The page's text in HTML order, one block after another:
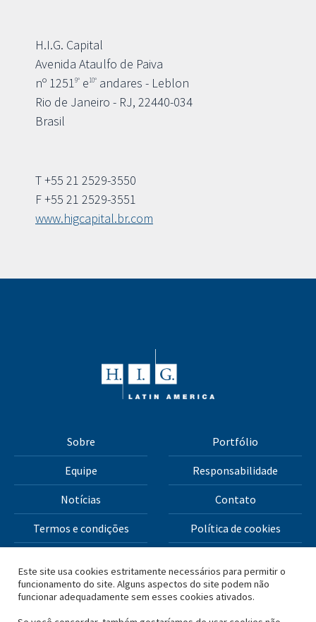
H.I.G. Capital
Avenida Ataulfo de Paiva
nº 12519º e10º andares - Leblon
Rio de Janeiro - RJ, 22440-034
Brasil
T +55 21 2529-3550
F +55 21 2529-3551
www.higcapital.br.com
Sobre Portfólio
Equipe Responsabilidade
Notícias Contato
Termos e condições Política de cookies
Todos os materiais deste site Copyright © 2026 H.I.G.
Este site usa cookies estritamente necessários para permitir o
funcionamento do site. Alguns aspectos do site podem não
funcionar adequadamente sem esses cookies ativados.